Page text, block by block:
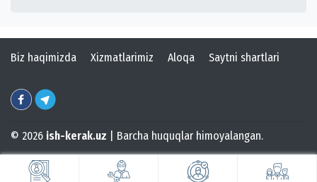
Biz haqimizda Xizmatlarimiz Aloqa Saytni shartlari
© 2026 ish-kerak.uz | Barcha huquqlar himoyalangan.